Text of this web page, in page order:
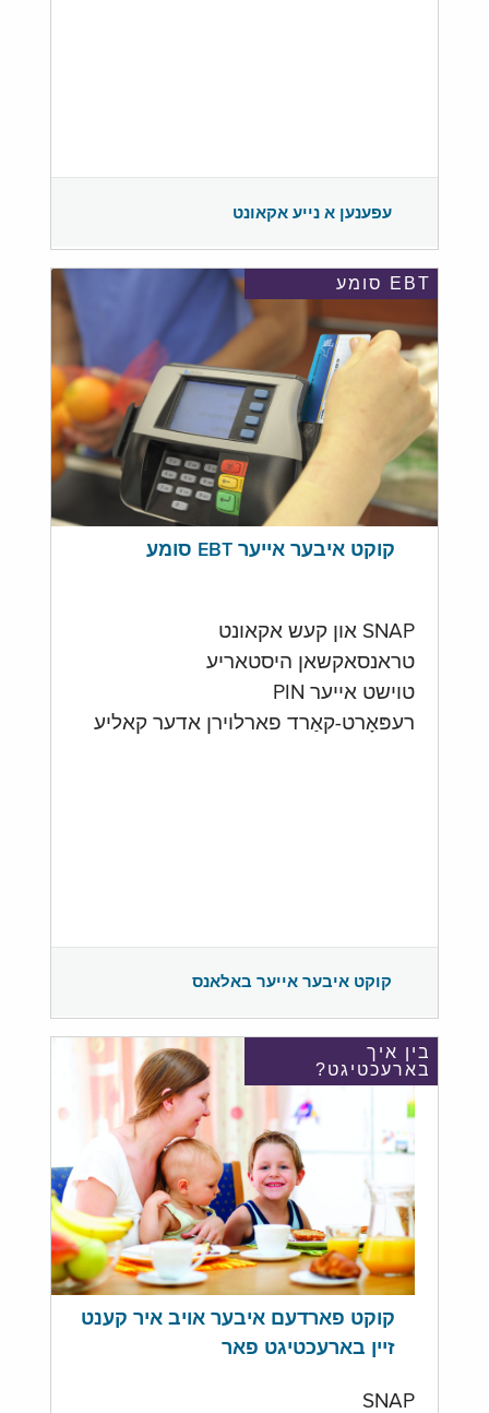
עפענען א נייע אקאונט
EBT סומע
קוקט איבער אייער EBT סומע
SNAP און קעש אקאונט
טראנסאקשאן היסטאריע
טוישט אייער PIN
רעפּאָרט-קאַרד פארלוירן אדער קאליע
קוקט איבער אייער באלאנס
בין איך
בארעכטיגט?
קוקט פארדעם איבער אויב איר קענט
זיין בארעכטיגט פאר
SNAP